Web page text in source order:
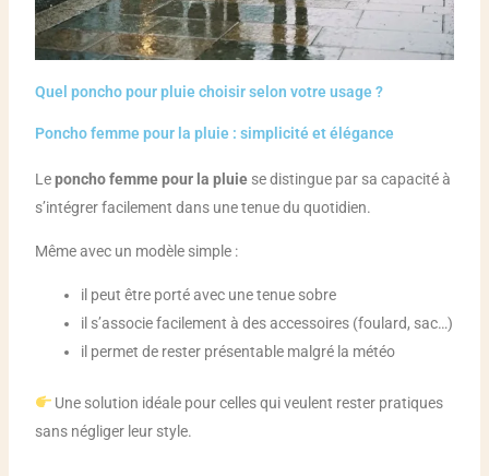
Quel poncho pour pluie choisir selon votre usage ?
Poncho femme pour la pluie : simplicité et élégance
Leponcho femme pour la pluiese distingue par sa capacité à
s’intégrer facilement dans une tenue du quotidien.
Même avec un modèle simple :
il peut être porté avec une tenue sobre
il s’associe facilement à des accessoires (foulard, sac…)
il permet de rester présentable malgré la météo
Une solution idéale pour celles qui veulent rester pratiques
sans négliger leur style.